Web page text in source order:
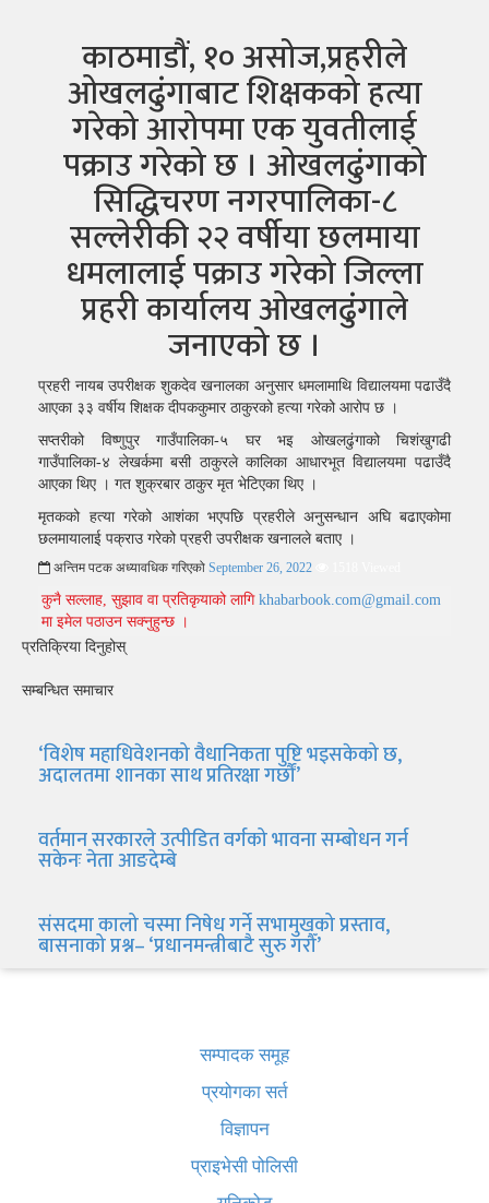
काठमाडौं, १० असोज,प्रहरीले
ओखलढुंगाबाट शिक्षकको हत्या
गरेको आरोपमा एक युवतीलाई
पक्राउ गरेको छ । ओखलढुंगाको
सिद्धिचरण नगरपालिका-८
सल्लेरीकी २२ वर्षीया छलमाया
धमलालाई पक्राउ गरेको जिल्ला
प्रहरी कार्यालय ओखलढुंगाले
जनाएको छ ।
प्रहरी नायब उपरीक्षक शुकदेव खनालका अनुसार धमलामाथि विद्यालयमा पढाउँदै
आएका ३३ वर्षीय शिक्षक दीपककुमार ठाकुरको हत्या गरेको आरोप छ ।
सप्तरीको विष्णुपुर गाउँपालिका-५ घर भइ ओखलढुंगाको चिशंखुगढी
गाउँपालिका-४ लेखर्कमा बसी ठाकुरले कालिका आधारभूत विद्यालयमा पढाउँदै
आएका थिए । गत शुक्रबार ठाकुर मृत भेटिएका थिए ।
मृतकको हत्या गरेको आशंका भएपछि प्रहरीले अनुसन्धान अघि बढाएकोमा
छलमायालाई पक्राउ गरेको प्रहरी उपरीक्षक खनालले बताए ।
अन्तिम पटक अध्यावधिक गरिएको September 26, 2022
कुनै सल्लाह, सुझाव वा प्रतिकृयाको लागि khabarbook.com@gmail.com
मा इमेल पठाउन सक्नुहुन्छ ।
प्रतिक्रिया दिनुहोस्
सम्बन्धित समाचार
‘विशेष महाधिवेशनको वैधानिकता पुष्टि भइसकेको छ,
अदालतमा शानका साथ प्रतिरक्षा गर्छौं’
वर्तमान सरकारले उत्पीडित वर्गको भावना सम्बोधन गर्न
सकेनः नेता आङदेम्बे
संसदमा कालो चस्मा निषेध गर्ने सभामुखको प्रस्ताव,
बासनाको प्रश्न– ‘प्रधानमन्त्रीबाटै सुरु गरौँ’
सम्पादक समूह
प्रयोगका सर्त
विज्ञापन
प्राइभेसी पोलिसी